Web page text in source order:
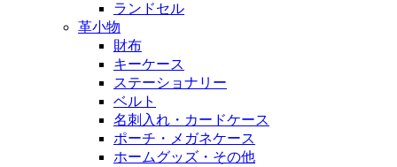
ランドセル
革小物
財布
キーケース
ステーショナリー
ベルト
名刺入れ・カードケース
ポーチ・メガネケース
ホームグッズ・その他